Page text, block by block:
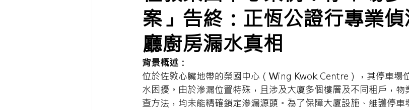
案」告終：正恆公證行專業
廳廚房漏水真相
背景概述：
位於佐敦心臟地帶的榮國中心（Wing Kwok Centre），其停車場
水困擾。由於滲漏位置特殊，且涉及大廈多個樓層及不同租戶，
查方法，均未能精確鎖定滲漏源頭。為了保障大廈設施、維護停